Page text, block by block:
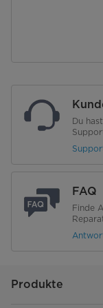
Bedienung
Timer
Restwärmeanzeige
Du
FAQ
Finde
Produkte